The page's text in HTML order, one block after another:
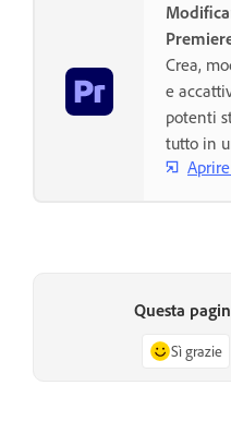
Crea,
e
potenti
tutto in
Questa
Sì grazie